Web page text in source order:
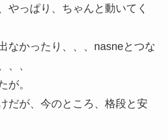
やっぱり、ちゃんと動いてく
なかったり、、、nasneとつな
、、
が。
だが、今のところ、格段と安